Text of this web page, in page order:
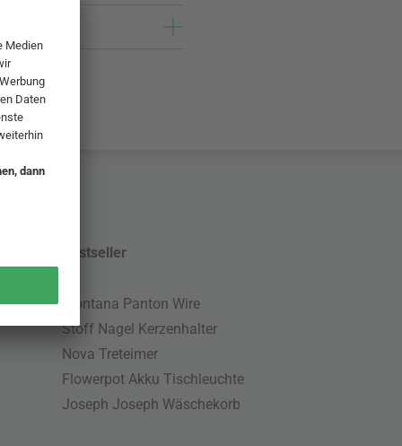
Bestseller
Montana Panton Wire
Stoff Nagel Kerzenhalter
Nova Treteimer
Flowerpot Akku Tischleuchte
Joseph Joseph Wäschekorb